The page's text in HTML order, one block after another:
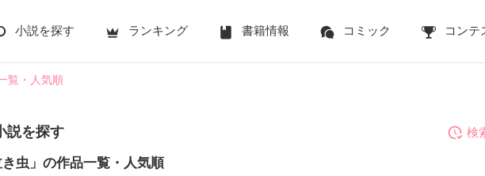
小説を探す ランキング 書籍情報 コミック コンテ
覧・人気順
説を探す
き虫」の作品一覧・人気順
検